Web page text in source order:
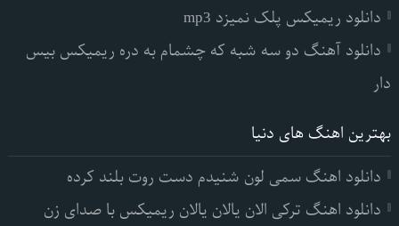
دانلود ریمیکس پلک نمیزد mp3
دانلود آهنگ دو سه شبه که چشمام به دره ریمیکس بیس
دار
بهترین اهنگ های دنیا
دانلود اهنگ سمی لون شنیدم دست روت بلند کرده
دانلود اهنگ ترکی الان یالان یالان ریمیکس با صدای زن